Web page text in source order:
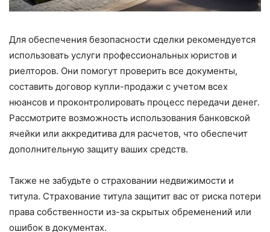
Для обеспечения безопасности сделки рекомендуется
использовать услуги профессиональных юристов и
риелторов. Они помогут проверить все документы,
составить договор купли-продажи с учетом всех
нюансов и проконтролировать процесс передачи денег.
Рассмотрите возможность использования банковской
ячейки или аккредитива для расчетов, что обеспечит
дополнительную защиту ваших средств.
Также не забудьте о страховании недвижимости и
титула. Страхование титула защитит вас от риска потери
права собственности из-за скрытых обременений или
ошибок в документах.